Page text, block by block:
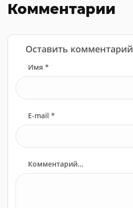
Комментарии
Оставить комментарий
Имя *
E-mail *
Комментарий...